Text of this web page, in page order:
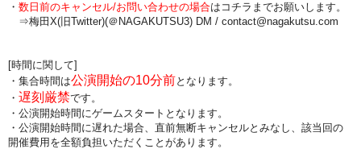
・ 数日前のキャンセル/お問い合わせの場合は コチラまでお願いします。
⇒梅田X(旧Twitter)(＠NAGAKUTSU3) DM / contact@nagakutsu.com
[時間に関して]
・集合時間は公演開始の10分前となります。
・ 遅刻厳禁です。
・公演開始時間にゲームスタートとなります。
・公演開始時間に遅れた場合、直前無断キャンセルとみなし、該当回の
開催費用を全額負担いただくことがあります。